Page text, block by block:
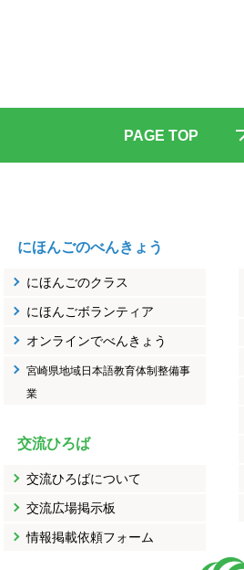
PAGE TOP
にほんごのべんきょう
にほんごのクラス
にほんごボランティア
オンラインでべんきょう
宮崎県地域日本語教育体制整備事
業
交流ひろば
交流ひろばについて
交流広場掲示板
情報掲載依頼フォーム